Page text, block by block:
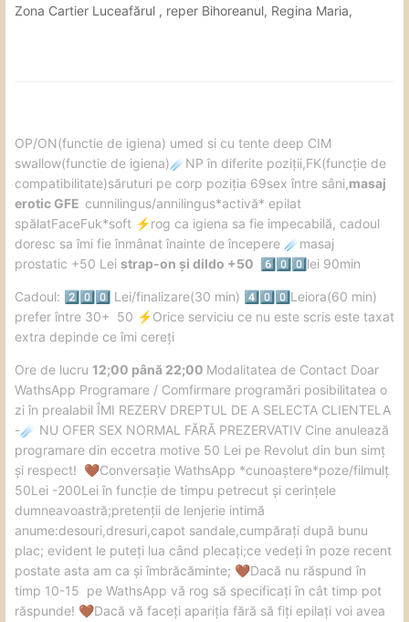
Zona Cartier Luceafărul , reper Bihoreanul, Regina Maria,
️OP/ON(functie de igiena) umed si cu tente deep CIM
swallow(functie de igiena)☄️ NP în diferite poziții,FK(funcție de
compatibilitate)săruturi pe corp poziția 69sex între sâni,masaj
erotic GFE cunnilingus/annilingus*activă* epilat
spălatFaceFuk*soft ⚡️rog ca igiena sa fie impecabilă, cadoul
doresc sa îmi fie înmânat înainte de începere ☄️ masaj
prostatic +50 Lei strap-on și dildo +50 6️⃣ 0️⃣ 0️⃣lei 90min
Cadoul: 2️⃣ 0️⃣ 0️⃣ Lei/finalizare(30 min) 4️⃣ 0️⃣ 0️⃣Leiora(60 min)
prefer între 30+ 50 ⚡️Orice serviciu ce nu este scris este taxat
extra depinde ce îmi cereți
️Ore de lucru 12;00 până 22;00 Modalitatea de Contact Doar
WathsApp Programare / Comfirmare programări posibilitatea o
zi în prealabil ÎMI REZERV DREPTUL DE A SELECTA CLIENTELA
-☄️ NU OFER SEX NORMAL FĂRĂ PREZERVATIV Cine anulează
programare din eccetra motive 50 Lei pe Revolut din bun simț
și respect! 🤎Conversație WathsApp *cunoaștere*poze/filmulț
50Lei -200Lei în funcție de timpu petrecut și cerințele
dumneavoastră;pretenții de lenjerie intimă
anume:desouri,dresuri,capot sandale,cumpărați după bunu
plac; evident le puteți lua când plecați;ce vedeți în poze recent
postate asta am ca și îmbrăcăminte; 🤎Dacă nu răspund în
timp 10-15 pe WathsApp vă rog să specificați în cât timp pot
răspunde! 🤎Dacă vă faceți apariția fără să fiți epilați voi avea